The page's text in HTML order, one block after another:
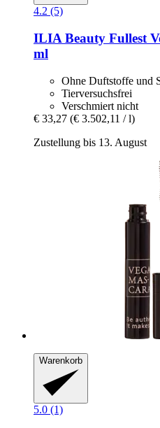
4.2 (5)
ILIA Beauty Fullest
ml
Ohne Duftstoffe und
Tierversuchsfrei
Verschmiert nicht
€ 33,27 (€ 3.502,11 / l)
Zustellung bis 13. August
Warenkorb
5.0 (1)